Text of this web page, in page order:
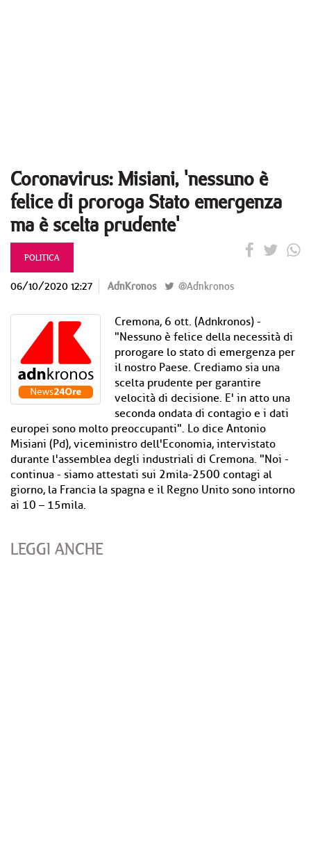
Coronavirus: Misiani, 'nessuno è
felice di proroga Stato emergenza
ma è scelta prudente'
POLITICA
06/10/2020 12:27 AdnKronos @Adnkronos
Cremona, 6 ott. (Adnkronos) -
"Nessuno è felice della necessità di
prorogare lo stato di emergenza per
il nostro Paese. Crediamo sia una
scelta prudente per garantire
velocità di decisione. E' in atto una
seconda ondata di contagio e i dati
europei sono molto preoccupanti". Lo dice Antonio
Misiani (Pd), viceministro dell'Economia, intervistato
durante l'assemblea degli industriali di Cremona. "Noi -
continua - siamo attestati sui 2mila-2500 contagi al
giorno, la Francia la spagna e il Regno Unito sono intorno
ai 10 – 15mila.
LEGGI ANCHE